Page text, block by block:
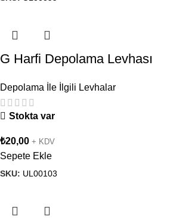
G Harfi Depolama Levhası
Depolama İle İlgili Levhalar
Stokta var
₺20,00 + KDV
Sepete Ekle
SKU: UL00103